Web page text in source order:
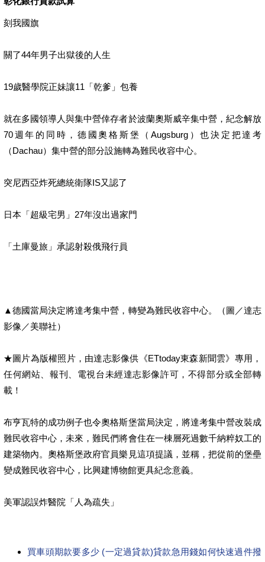
刻我國旗
關了44年男子出獄後的人生
19歲醫學院正妹讓11「乾爹」包養
就在多國領導人與集中營倖存者於波蘭奧斯威辛集中營，紀念解放
70週年的同時，德國奧格斯堡（Augsburg）也決定把達考
（Dachau）集中營的部分設施轉為難民收容中心。
突尼西亞炸死總統衛隊IS又認了
日本「超級宅男」27年沒出過家門
「土庫曼旅」承認射殺俄飛行員
▲德國當局決定將達考集中營，轉變為難民收容中心。（圖／達志
影像／美聯社）
★圖片為版權照片，由達志影像供《ETtoday東森新聞雲》專用，
任何網站、報刊、電視台未經達志影像許可，不得部分或全部轉
載！
布亨瓦特的成功例子也令奧格斯堡當局決定，將達考集中營改裝成
難民收容中心，未來，難民們將會住在一棟層死過數千納粹奴工的
建築物內。奧格斯堡政府官員樂見這項提議，並稱，把從前的堡壘
變成難民收容中心，比興建博物館更具紀念意義。
美軍認誤炸醫院「人為疏失」
買車頭期款要多少 (一定過貸款)貸款急用錢如何快速過件撥